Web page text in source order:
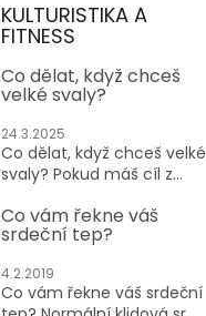
KULTURISTIKA A
FITNESS
Co dělat, když chceš
velké svaly?
24.3.2025
Co dělat, když chceš velké
svaly? Pokud máš cíl z...
Co vám řekne váš
srdeční tep?
4.2.2019
Co vám řekne váš srdeční